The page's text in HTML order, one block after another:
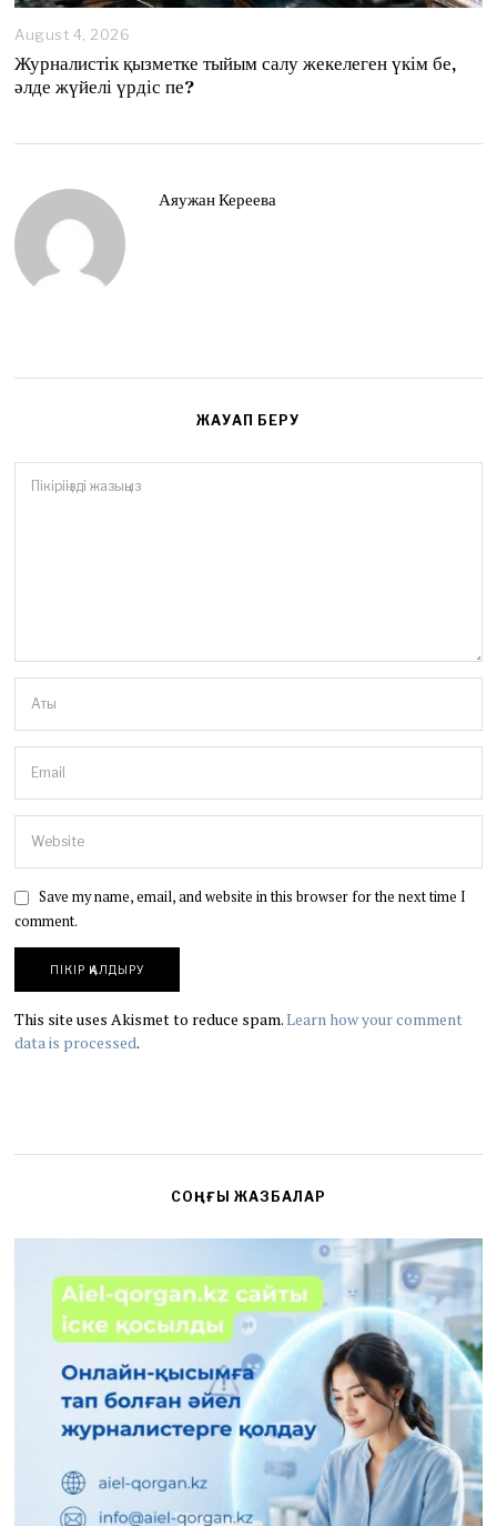
August 4, 2026
g
u
Журналистік қызметке тыйым салу жекелеген үкім бе,
әлде жүйелі үрдіс пе?
Аяужан Кереева
ЖАУАП БЕРУ
Save my name, email, and website in this browser for the next time I
comment.
This site uses Akismet to reduce spam.Learn how your comment
data is processed.
СОҢҒЫ ЖАЗБАЛАР